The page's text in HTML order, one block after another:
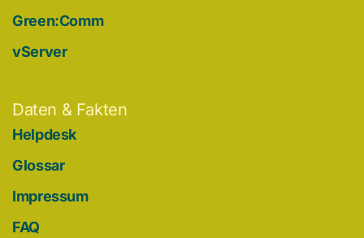
Green:Comm
vServer
Daten & Fakten
Helpdesk
Glossar
Impressum
FAQ